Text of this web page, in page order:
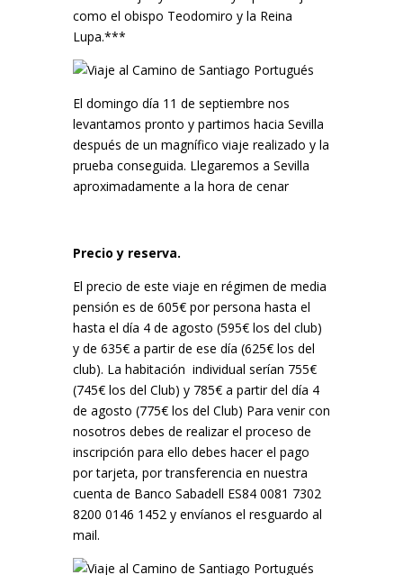
como el obispo Teodomiro y la Reina
Lupa.***
El domingo día 11 de septiembre nos
levantamos pronto y partimos hacia Sevilla
después de un magnífico viaje realizado y la
prueba conseguida. Llegaremos a Sevilla
aproximadamente a la hora de cenar
Precio y reserva.
El precio de este viaje en régimen de media
pensión es de 605€ por persona hasta el
hasta el día 4 de agosto (595€ los del club)
y de 635€ a partir de ese día (625€ los del
club). La habitación individual serían 755€
(745€ los del Club) y 785€ a partir del día 4
de agosto (775€ los del Club) Para venir con
nosotros debes de realizar el proceso de
inscripción para ello debes hacer el pago
por tarjeta, por transferencia en nuestra
cuenta de Banco Sabadell ES84 0081 7302
8200 0146 1452 y envíanos el resguardo al
mail.